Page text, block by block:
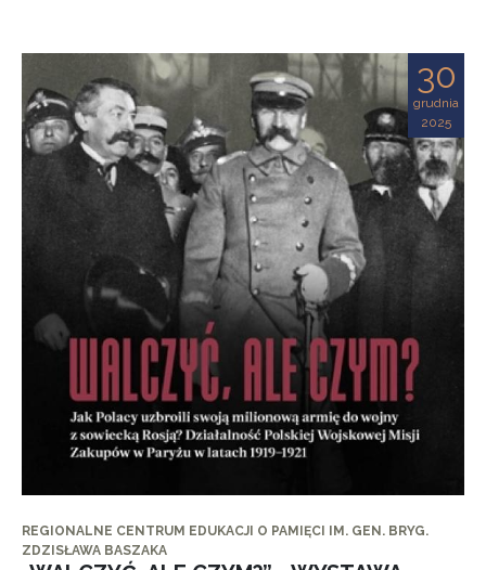
30
grudnia
2025
REGIONALNE CENTRUM EDUKACJI O PAMIĘCI IM. GEN. BRYG.
ZDZISŁAWA BASZAKA